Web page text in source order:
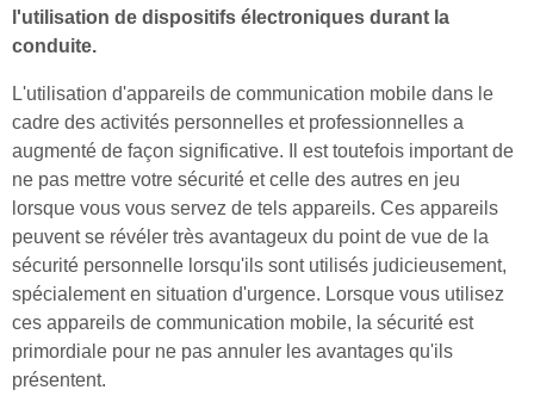
l'utilisation de dispositifs électroniques durant la
conduite.
L'utilisation d'appareils de communication mobile dans le
cadre des activités personnelles et professionnelles a
augmenté de façon significative. Il est toutefois important de
ne pas mettre votre sécurité et celle des autres en jeu
lorsque vous vous servez de tels appareils. Ces appareils
peuvent se révéler très avantageux du point de vue de la
sécurité personnelle lorsqu'ils sont utilisés judicieusement,
spécialement en situation d'urgence. Lorsque vous utilisez
ces appareils de communication mobile, la sécurité est
primordiale pour ne pas annuler les avantages qu'ils
présentent.